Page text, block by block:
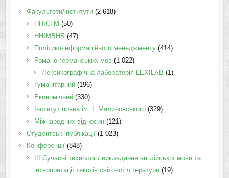
Факультети/інститути(2 618)
ННІСГМ (50)
ННІМВНБ (47)
Політико-інформаційного менеджменту(414)
Романо-германських мов(1 022)
Лексикографічна лабораторія LEXILAB (1)
Гуманітарний(196)
Економічний(330)
Інститут права ім. І. Малиновського(329)
Міжнародних відносин(121)
Студентські публікації(1 023)
Конференції(848)
III Сучасні технології викладання англійської мови та
інтерпретації текстів світової літератури(19)